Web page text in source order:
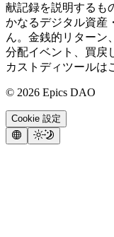
献記録を説明するも
かなるデジタル資産
ん。金銭的リターン
分配イベント、買戻
カストディツールは
© 2026 Epics DAO
Cookie 設定